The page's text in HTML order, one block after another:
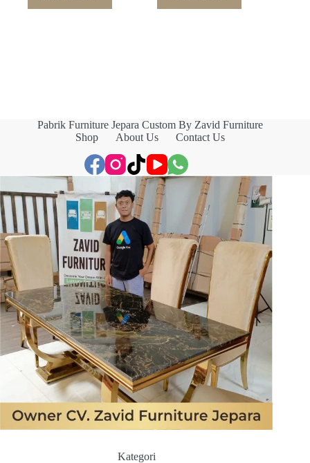
Pabrik Furniture Jepara Custom By Zavid Furniture
Shop
About Us Contact Us
Kategori